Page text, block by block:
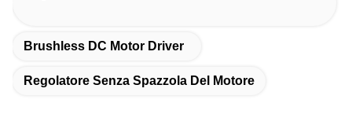
Brushless DC Motor Driver
Regolatore Senza Spazzola Del Motore